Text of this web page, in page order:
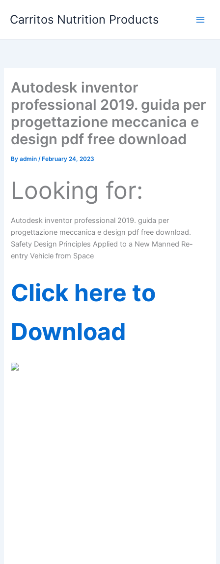
Carritos Nutrition Products
Autodesk inventor
professional 2019. guida per
progettazione meccanica e
design pdf free download
Byadmin/ February 24, 2023
Looking for:
Autodesk inventor professional 2019. guida per
progettazione meccanica e design pdf free download.
Safety Design Principles Applied to a New Manned Re-
entry Vehicle from Space
Click here to
Download